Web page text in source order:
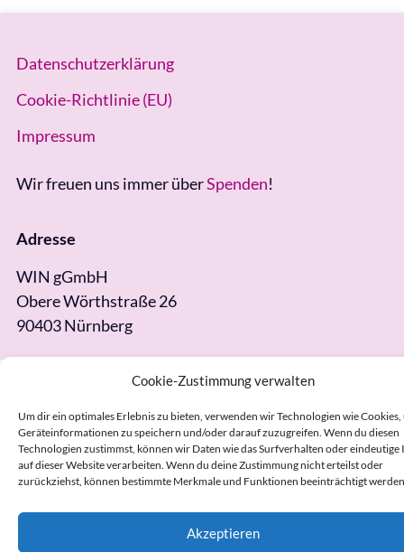
Cookie-Zustimmung verwalten
Um dir ein optimales Erlebnis zu bieten, verwenden wir Technologien wie Cookies,
Geräteinformationen zu speichern und/oder darauf zuzugreifen. Wenn du diesen
Technologien zustimmst, können wir Daten wie das Surfverhalten oder eindeutige
auf dieser Website verarbeiten. Wenn du deine Zustimmung nicht erteilst oder
zurückziehst, können bestimmte Merkmale und Funktionen beeinträchtigt
Akzeptieren
Datenschutzerklärung
Cookie-Richtlinie (EU)
Impressum
Wir freuen uns immer überSpenden!
Adresse
WIN gGmbH
Obere Wörthstraße 26
90403 Nürnberg